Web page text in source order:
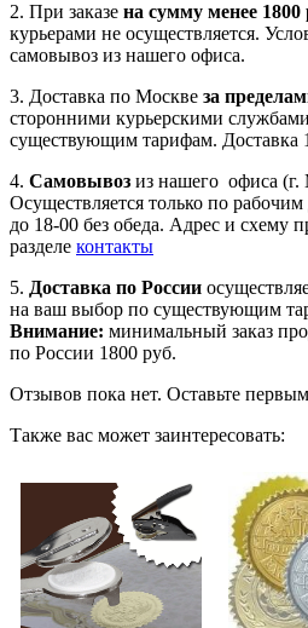
2. При заказе на сумму менее 1800
курьерами не осуществляется.
самовывоз из нашего офиса.
3. Доставка по Москве за
сторонними курьерскими
существующим тарифам. Доставка
4. Самовывоз из нашего офиса (г.
Осуществляется только по
до 18-00 без обеда. Адрес и схему
разделе контакты
5. Доставка по России
на ваш выбор по существующим
Внимание: минимальный заказ
по России 1800 руб.
Отзывов пока нет. Оставьте
Также вас может заинтересовать: